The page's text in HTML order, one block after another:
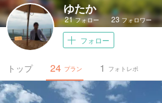
ゆたか
21フォロー 23 フォロワー
フォロー
トップ プラン
24 フォトレポ
1